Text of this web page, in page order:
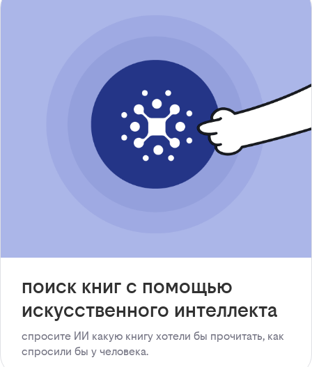
поиск книг с помощью
искусственного интеллекта
спросите ИИ какую книгу хотели бы прочитать, как
спросили бы у человека.